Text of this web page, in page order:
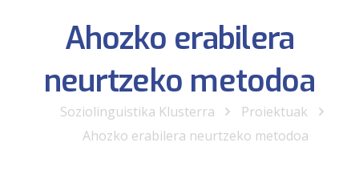
Ahozko erabilera
neurtzeko metodoa
Soziolinguistika Klusterra
Proiektuak
Ahozko erabilera neurtzeko metodoa